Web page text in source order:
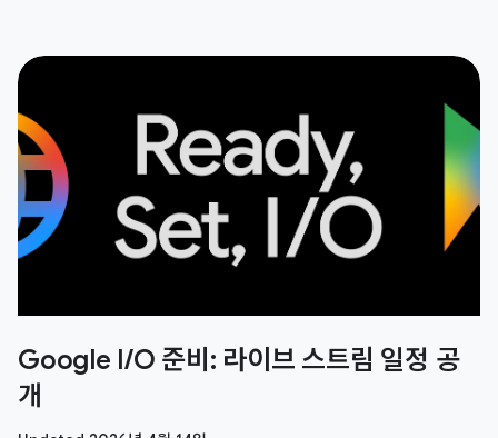
Google I/O 준비: 라이브 스트림 일정 공
개